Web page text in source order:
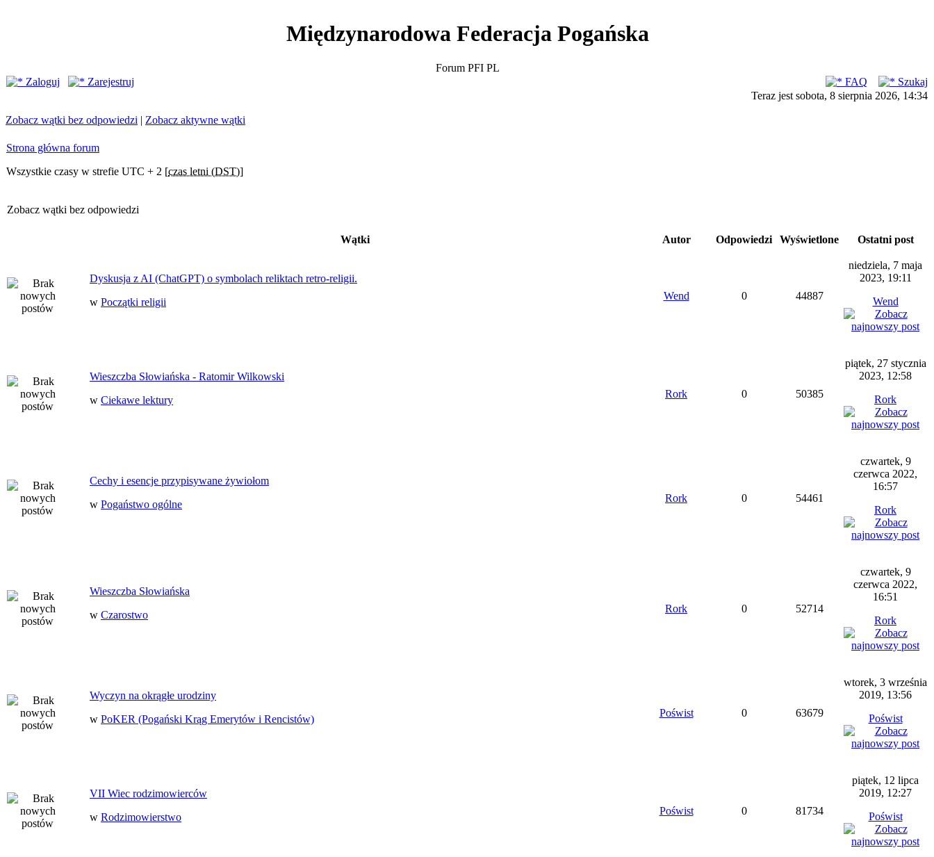
Międzynarodowa Federacja Pogańska
Forum PFI PL
Zaloguj
Zarejestruj FAQ
Szukaj
Teraz jest sobota, 8 sierpnia 2026, 14:34
Zobacz wątki bez odpowiedzi | Zobacz aktywne wątki
Strona główna forum
Wszystkie czasy w strefie UTC + 2 [czas letni (DST)]
Zobacz wątki bez odpowiedzi
Wątki Autor Odpowiedzi Wyświetlone Ostatni post
Dyskusja z AI (ChatGPT) o symbolach reliktach retro-religii.
w Początki religii
Wend 0 44887
niedziela, 7 maja
2023, 19:11
Wend
Wieszczba Słowiańska - Ratomir Wilkowski
w Ciekawe lektury
Rork 0 50385
piątek, 27 stycznia
2023, 12:58
Rork
Cechy i esencje przypisywane żywiołom
w Pogaństwo ogólne
Rork 0 54461
czwartek, 9
czerwca 2022,
16:57
Rork
Wieszczba Słowiańska
w Czarostwo
Rork 0 52714
czwartek, 9
czerwca 2022,
16:51
Rork
Wyczyn na okrągłe urodziny
w PoKER (Pogański Krąg Emerytów i Rencistów)
Poświst 0 63679
wtorek, 3 września
2019, 13:56
Poświst
VII Wiec rodzimowierców
w Rodzimowierstwo
Poświst 0 81734
piątek, 12 lipca
2019, 12:27
Poświst